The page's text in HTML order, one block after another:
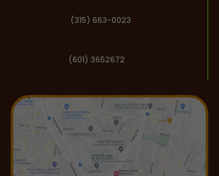
(315) 663-0023
(601) 3652672